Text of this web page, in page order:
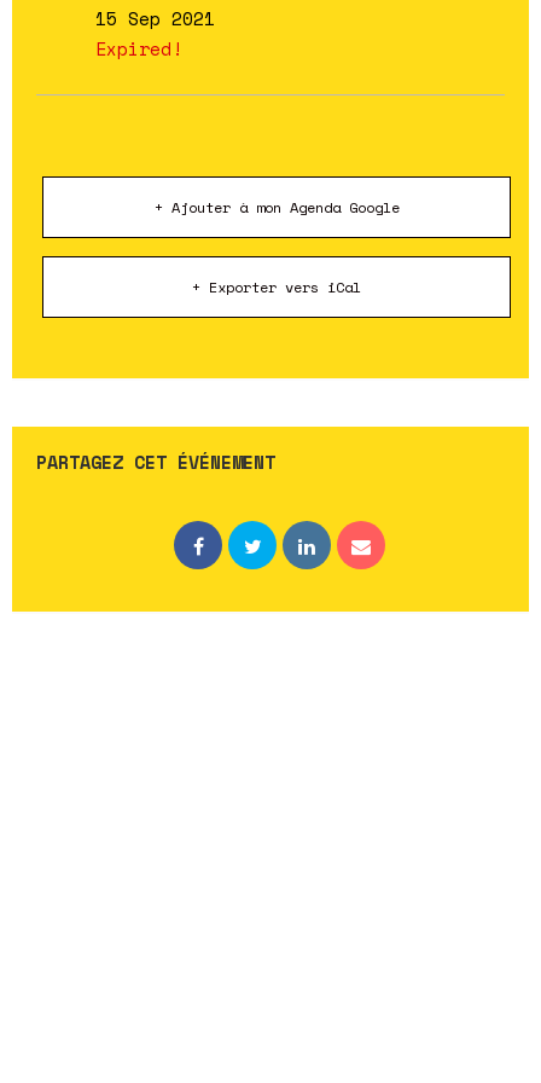
15 Sep 2021
Expired!
+ Ajouter à mon Agenda Google
+ Exporter vers iCal
PARTAGEZ CET ÉVÉNEMENT